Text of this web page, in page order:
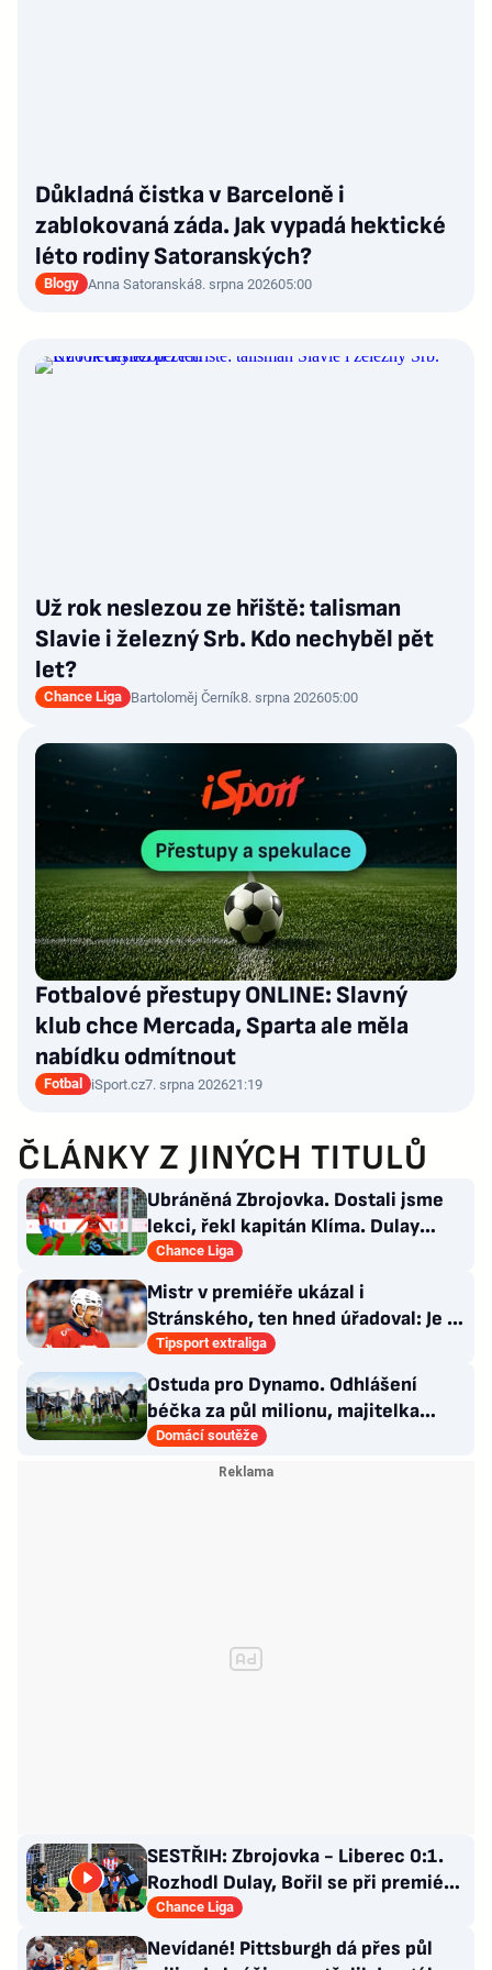
Důkladná čistka v Barceloně i
zablokovaná záda. Jak vypadá hektické
léto rodiny Satoranských?
Blogy Anna Satoranská8. srpna 202605:00
Už rok neslezou ze hřiště: talisman
Slavie i železný Srb. Kdo nechyběl pět
let?
Chance Liga Bartoloměj Černík8. srpna 202605:00
Fotbalové přestupy ONLINE: Slavný
klub chce Mercada, Sparta ale měla
nabídku odmítnout
Fotbal iSport.cz7. srpna 202621:19
ČLÁNKY Z JINÝCH TITULŮ
Ubráněná Zbrojovka. Dostali jsme
lekci, řekl kapitán Klíma. Dulay
překonal kamaráda
Chance Liga
Mistr v premiéře ukázal i
Stránského, ten hned úřadoval: Je to
pro mě úplně nové…
Tipsport extraliga
Ostuda pro Dynamo. Odhlášení
béčka za půl milionu, majitelka
odmítla nabídku kraje
Domácí soutěže
SESTŘIH: Zbrojovka - Liberec 0:1.
Rozhodl Dulay, Bořil se při premiéře
za Slovan zranil
Chance Liga
Nevídané! Pittsburgh dá přes půl